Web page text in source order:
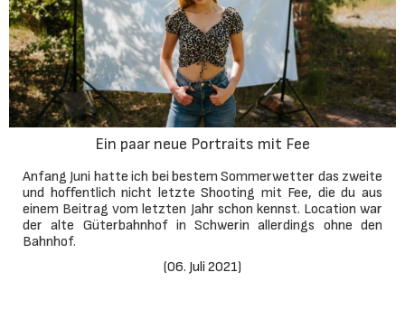
Ein paar neue Portraits mit Fee
Anfang Juni hatte ich bei bestem Sommerwetter das zweite
und hoffentlich nicht letzte Shooting mit Fee, die du aus
einem Beitrag vom letzten Jahr schon kennst. Location war
der alte Güterbahnhof in Schwerin allerdings ohne den
Bahnhof.
(06. Juli 2021)